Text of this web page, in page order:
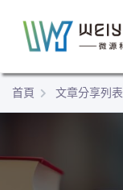
內首頁 文章分享列表